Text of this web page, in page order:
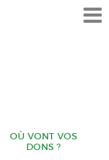
OÙ VONT VOS
DONS ?